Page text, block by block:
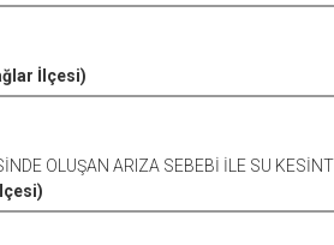
İlçesi)
OLUŞAN ARIZA SEBEBİ İLE SU